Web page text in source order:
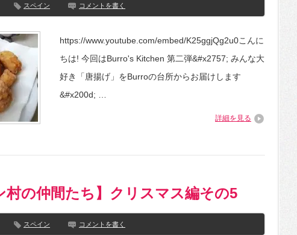
スペイン コメントを書く
https://www.youtube.com/embed/K25ggjQg2u0こんに
ちは! 今回はBurro's Kitchen 第二弾&#x2757; みんな大
好き「唐揚げ」をBurroの台所からお届けします
&#x200d; …
詳細を見る
村の仲間たち】クリスマス編その5
スペイン コメントを書く